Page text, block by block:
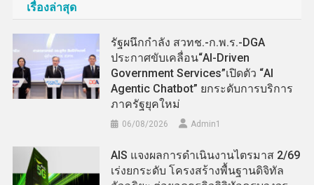
เรื่องล่าสุด
รัฐผนึกกำลัง สวทช.-ก.พ.ร.-DGA
ประกาศขับเคลื่อน“AI-Driven
Government Services”เปิดตัว “AI
Agentic Chatbot” ยกระดับการบริการ
ภาครัฐยุคใหม่
06/08/2026 Admin​1
AIS แจงผลการดำเนินงานไตรมาส 2/69
เร่งยกระดับ โครงสร้างพื้นฐานดิจิทัล